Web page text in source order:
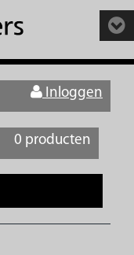
Inloggen
0 producten